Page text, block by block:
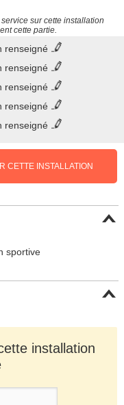
sur cette installation
cette partie.
renseigné
renseigné
renseigné
renseigné
renseigné
CETTE INSTALLATION
sportive
installation